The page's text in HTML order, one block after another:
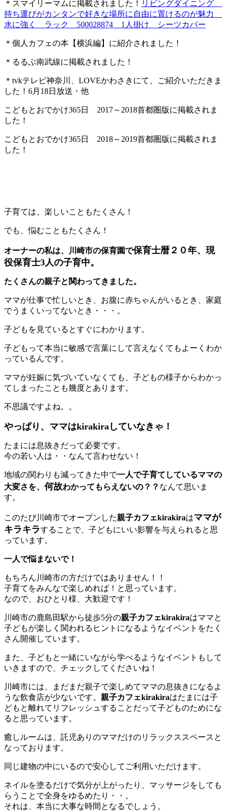
＊スマイリーマムに掲載されました！ リビングダイニング
持ち運びがカンタンで好きな場所に自由に置けるのが魅力
水に強く ラック 500028874 1人掛け シーツカバー
＊個人カフェの本【横浜編】に紹介されました！
＊るるぶ南武線に掲載されました！
＊tvkテレビ神奈川、LOVEかわさきにて、ご紹介いただきま
した！6月18日放送・他
こどもとおでかけ365日 2017～2018首都圏版に掲載されま
した！
こどもとおでかけ365日 2018～2019首都圏版に掲載されま
した！
子育ては、楽しいこともたくさん！
でも、悩むこともたくさん！
オーナーの私は、川崎市の保育園で保育士暦２０年、現
役保育士3人の子育中。
たくさんの親子と関わってきました。
ママが仕事で忙しいとき、お腹に赤ちゃんがいるとき、家庭
でうまくいってないとき・・・。
子どもを見ているとすぐにわかります。
子どもって本当に敏感で言葉にして言えなくてもよーくわか
っているんです。
ママが妊娠に気づいていなくても、子どもの様子からわかっ
てしまったことも幾度とあります。
不思議ですよね。。
やっぱり、ママはkirakiraしていなきゃ！
たまには息抜きだって必要です。
今の若い人は・・なんて言わせない！
地域の関わりも減ってきた中で一人で子育てしているママの
大変さを、 何故わかってもらえないの？？ なんて思いま
す。
このたび川崎市でオープンした親子カフェkirakiraはママが
キラキラすることで、子どもにいい影響を与えられると思
っています。
一人で悩まないで！
もちろん川崎市の方だけではありません！！
子育てをみんなで楽しめれば！と思っています。
なので、おひとり様、大歓迎です！
川崎市の鹿島田駅から徒歩5分の親子カフェkirakiraはママと
子どもが楽しく関われるヒントになるようなイベントをたく
さん開催しています。
また、子どもと一緒にいながら学べるようなイベントもして
いきますので、チェックしてくださいね！
川崎市には、まだまだ親子で楽しめてママの息抜きになるよ
うな飲食店が少ないです。 親子カフェkirakiraはたまには子
どもと離れてリフレッシュすることだって子どものためにな
ると思っています。
癒しルームは、託児ありのママだけのリラックススペースと
なっております。
同じ建物の中にいるので安心してご利用いただけます。
ネイルを塗るだけで気分が上がったり、マッサージをしても
らうことで全身をゆるめたり・・。
それは、本当に大事な時間となるでしょう。